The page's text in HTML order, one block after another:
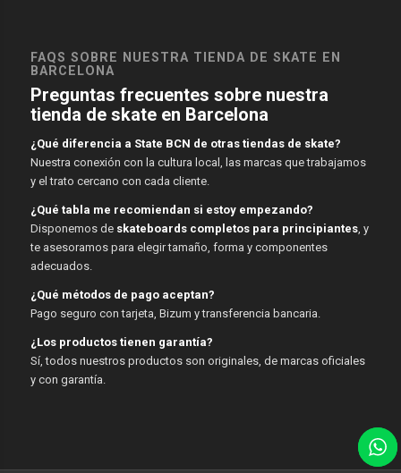
FAQS SOBRE NUESTRA TIENDA DE SKATE EN
BARCELONA
Preguntas frecuentes sobre nuestra
tienda de skate en Barcelona
¿Qué diferencia a State BCN de otras tiendas de skate?
Nuestra conexión con la cultura local, las marcas que trabajamos
y el trato cercano con cada cliente.
¿Qué tabla me recomiendan si estoy empezando?
Disponemos de skateboards completos para principiantes, y
te asesoramos para elegir tamaño, forma y componentes
adecuados.
¿Qué métodos de pago aceptan?
Pago seguro con tarjeta, Bizum y transferencia bancaria.
¿Los productos tienen garantía?
Sí, todos nuestros productos son originales, de marcas oficiales
y con garantía.